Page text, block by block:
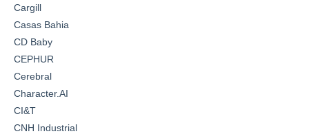
Cargill
Casas Bahia
CD Baby
CEPHUR
Cerebral
Character.AI
CI&T
CNH Industrial